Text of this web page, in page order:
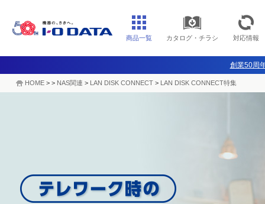
商品一覧 カタログ・チラシ 対応情報
創業50周
HOME > > NAS関連 > LAN DISK CONNECT > LAN DISK CONNECT特集